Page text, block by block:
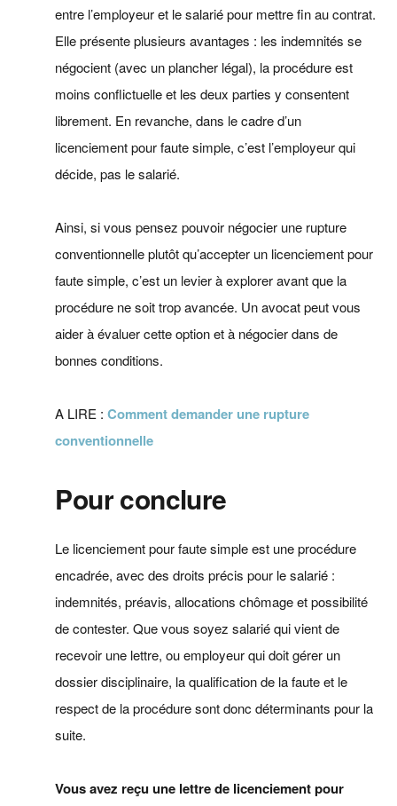
entre l’employeur et le salarié pour mettre fin au contrat.
Elle présente plusieurs avantages : les indemnités se
négocient (avec un plancher légal), la procédure est
moins conflictuelle et les deux parties y consentent
librement. En revanche, dans le cadre d’un
licenciement pour faute simple, c’est l’employeur qui
décide, pas le salarié.
Ainsi, si vous pensez pouvoir négocier une rupture
conventionnelle plutôt qu’accepter un licenciement pour
faute simple, c’est un levier à explorer avant que la
procédure ne soit trop avancée. Un avocat peut vous
aider à évaluer cette option et à négocier dans de
bonnes conditions.
A LIRE :Comment demander une rupture
conventionnelle
Pour conclure
Le licenciement pour faute simple est une procédure
encadrée, avec des droits précis pour le salarié :
indemnités, préavis, allocations chômage et possibilité
de contester. Que vous soyez salarié qui vient de
recevoir une lettre, ou employeur qui doit gérer un
dossier disciplinaire, la qualification de la faute et le
respect de la procédure sont donc déterminants pour la
suite.
Vous avez reçu une lettre de licenciement pour